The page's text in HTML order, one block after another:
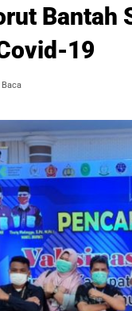
Bantah
19